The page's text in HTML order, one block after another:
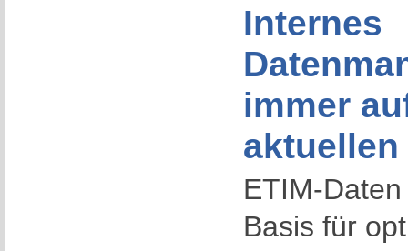
Internes
immer
aktuellen
ETIM-
Basis für